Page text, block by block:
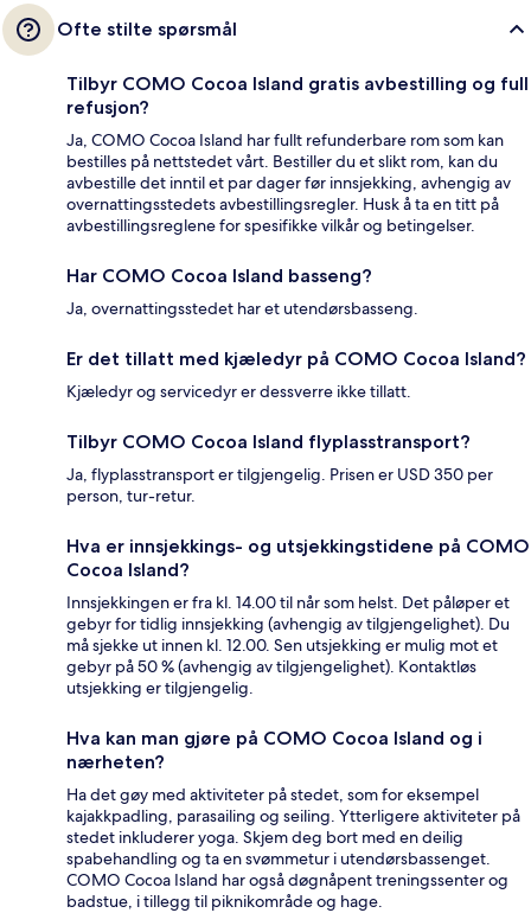
Ofte stilte spørsmål
Tilbyr COMO Cocoa Island gratis avbestilling og full
refusjon?
Ja, COMO Cocoa Island har fullt refunderbare rom som kan
bestilles på nettstedet vårt. Bestiller du et slikt rom, kan du
avbestille det inntil et par dager før innsjekking, avhengig av
overnattingsstedets avbestillingsregler. Husk å ta en titt på
avbestillingsreglene for spesifikke vilkår og betingelser.
Har COMO Cocoa Island basseng?
Ja, overnattingsstedet har et utendørsbasseng.
Er det tillatt med kjæledyr på COMO Cocoa Island?
Kjæledyr og servicedyr er dessverre ikke tillatt.
Tilbyr COMO Cocoa Island flyplasstransport?
Ja, flyplasstransport er tilgjengelig. Prisen er USD 350 per
person, tur-retur.
Hva er innsjekkings- og utsjekkingstidene på COMO
Cocoa Island?
Innsjekkingen er fra kl. 14.00 til når som helst. Det påløper et
gebyr for tidlig innsjekking (avhengig av tilgjengelighet). Du
må sjekke ut innen kl. 12.00. Sen utsjekking er mulig mot et
gebyr på 50 % (avhengig av tilgjengelighet). Kontaktløs
utsjekking er tilgjengelig.
Hva kan man gjøre på COMO Cocoa Island og i
nærheten?
Ha det gøy med aktiviteter på stedet, som for eksempel
kajakkpadling, parasailing og seiling. Ytterligere aktiviteter på
stedet inkluderer yoga. Skjem deg bort med en deilig
spabehandling og ta en svømmetur i utendørsbassenget.
COMO Cocoa Island har også døgnåpent treningssenter og
badstue, i tillegg til piknikområde og hage.